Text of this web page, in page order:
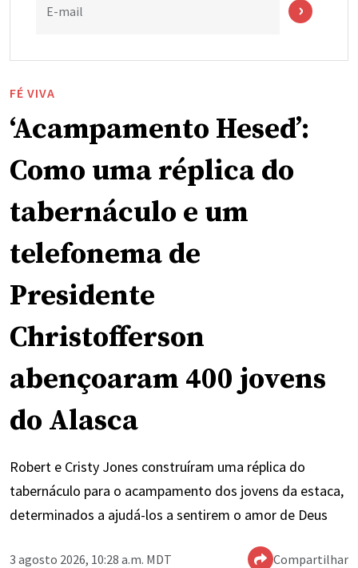
E-mail
FÉ VIVA
‘Acampamento Hesed’:
Como uma réplica do
tabernáculo e um
telefonema de
Presidente
Christofferson
abençoaram 400 jovens
do Alasca
Robert e Cristy Jones construíram uma réplica do
tabernáculo para o acampamento dos jovens da estaca,
determinados a ajudá-los a sentirem o amor de Deus
3 agosto 2026, 10:28 a.m. MDT Compartilhar